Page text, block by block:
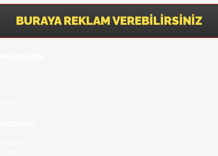
BURAYA REKLAM VEREBILIRSINIZ